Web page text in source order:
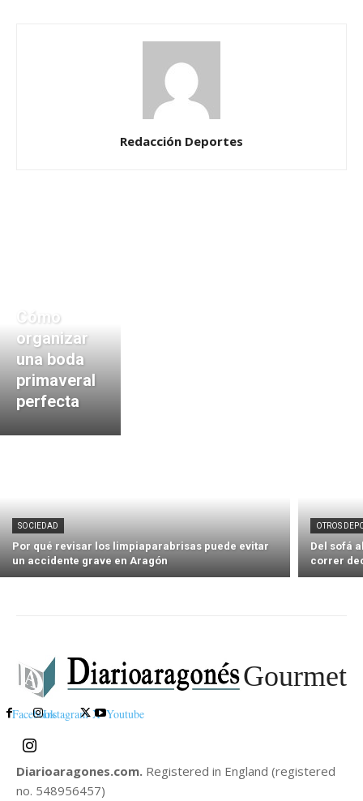
Redacción Deportes
Cómo
organizar
una boda
primaveral
perfecta
SOCIEDAD
Por qué revisar los limpiaparabrisas puede evitar
un accidente grave en Aragón
OTROS
Del sofá
correr
Gourmet
FacebookInstagram X Youtube
Diarioaragones.com. Registered in England (registered
no. 548956457)